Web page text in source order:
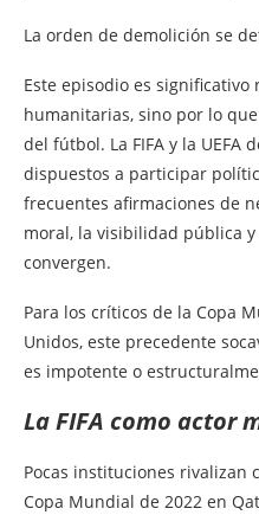
La orden de demolición se
Este episodio es
humanitarias, sino por lo
del fútbol. La FIFA y la UEFA
dispuestos a participar
frecuentes afirmaciones de
moral, la visibilidad pública
convergen.
Para los críticos de la Copa
Unidos, este precedente
es impotente o
La FIFA como actor
Pocas instituciones rivalizan
Copa Mundial de 2022 en